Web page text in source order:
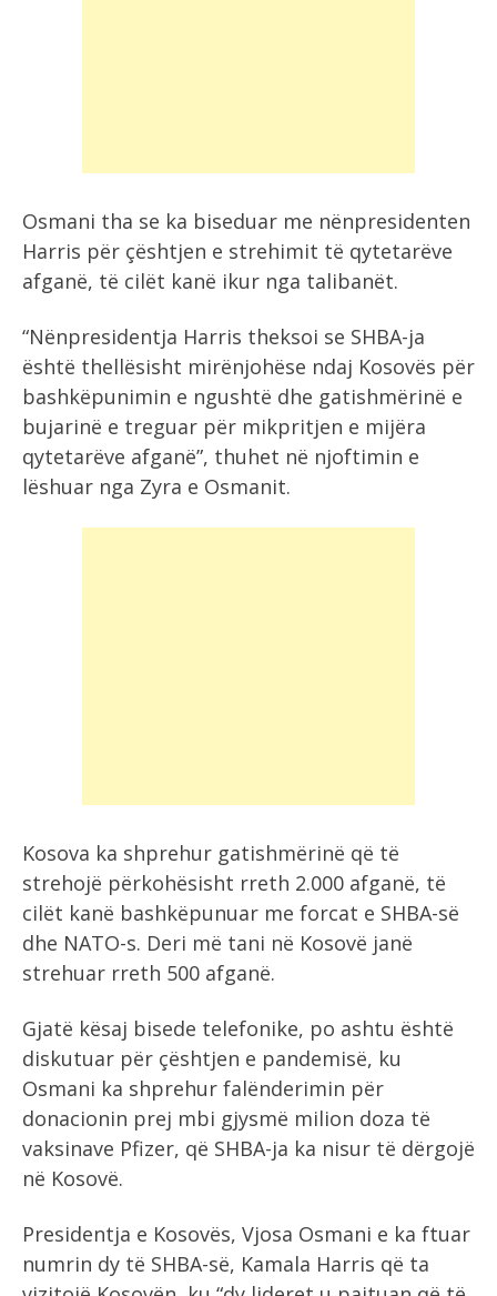
Osmani tha se ka biseduar me nënpresidenten
Harris për çështjen e strehimit të qytetarëve
afganë, të cilët kanë ikur nga talibanët.
“Nënpresidentja Harris theksoi se SHBA-ja
është thellësisht mirënjohëse ndaj Kosovës për
bashkëpunimin e ngushtë dhe gatishmërinë e
bujarinë e treguar për mikpritjen e mijëra
qytetarëve afganë”, thuhet në njoftimin e
lëshuar nga Zyra e Osmanit.
Kosova ka shprehur gatishmërinë që të
strehojë përkohësisht rreth 2.000 afganë, të
cilët kanë bashkëpunuar me forcat e SHBA-së
dhe NATO-s. Deri më tani në Kosovë janë
strehuar rreth 500 afganë.
Gjatë kësaj bisede telefonike, po ashtu është
diskutuar për çështjen e pandemisë, ku
Osmani ka shprehur falënderimin për
donacionin prej mbi gjysmë milion doza të
vaksinave Pfizer, që SHBA-ja ka nisur të dërgojë
në Kosovë.
Presidentja e Kosovës, Vjosa Osmani e ka ftuar
numrin dy të SHBA-së, Kamala Harris që ta